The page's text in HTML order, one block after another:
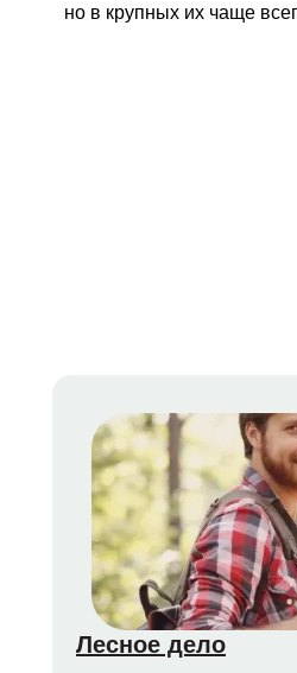
Лесное дело
но в крупных их чаще
Онлайн-обучение
Сезонный продукт со скидкой
Лесное дело
3 месяца
июнь 2026
Ближайшие
наборы:
Диплом о
профпереподготовке
Узнать больше